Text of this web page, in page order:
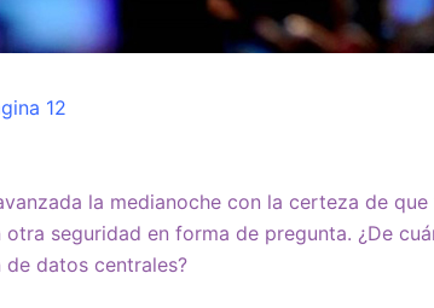
12
la medianoche con la certeza de
seguridad en forma de pregunta. ¿De
de datos centrales?